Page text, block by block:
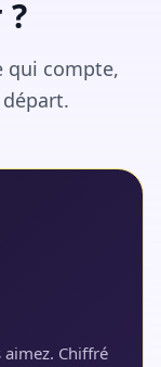
qui compte,
aimez. Chiffré